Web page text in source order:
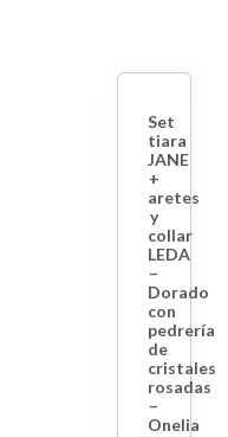
Set
tiara
JANE
+
aretes
y
collar
LEDA
–
Dorado
con
pedrería
de
cristales
rosadas
–
Onelia